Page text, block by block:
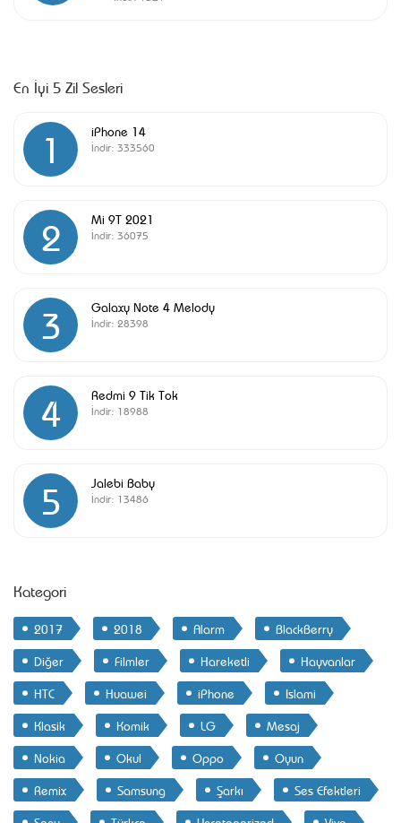
En İyi 5 Zil Sesleri
1 iPhone 14
İndir: 333560
2 Mi 9T 2021
İndir: 36075
3 Galaxy Note 4 Melody
İndir: 28398
4 Redmi 9 Tik Tok
İndir: 18988
5 Jalebi Baby
İndir: 13486
Kategori
2017 2018 Alarm
BlackBerry
Diğer
Filmler Hareketli
Hayvanlar
HTC
Huawei iPhone
Islami
Klasik
Komik LG
Mesaj
Nokia
Okul Oppo
Oyun
Remix
Samsung Şarkı
Ses Efektleri